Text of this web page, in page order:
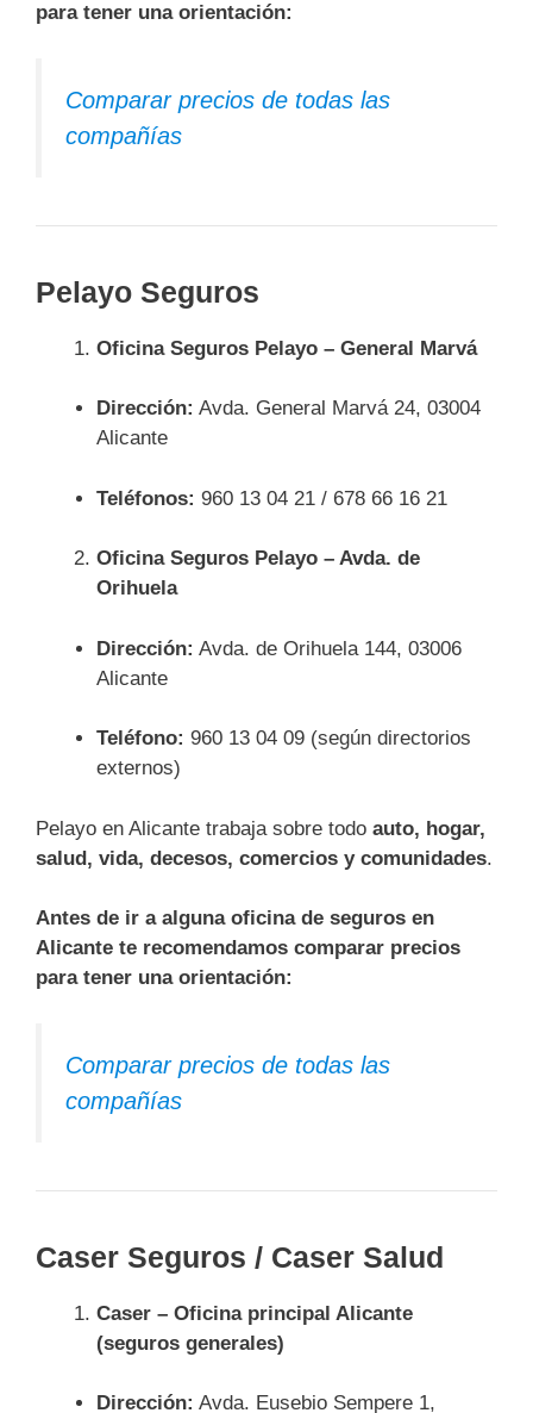
para tener una orientación:
Comparar precios de todas las
compañías
Pelayo Seguros
Oficina Seguros Pelayo – General Marvá
Dirección: Avda. General Marvá 24, 03004
Alicante
Teléfonos: 960 13 04 21 / 678 66 16 21
Oficina Seguros Pelayo – Avda. de
Orihuela
Dirección: Avda. de Orihuela 144, 03006
Alicante
Teléfono: 960 13 04 09 (según directorios
externos)
Pelayo en Alicante trabaja sobre todo auto, hogar,
salud, vida, decesos, comercios y comunidades.
Antes de ir a alguna oficina de seguros en
Alicante te recomendamos comparar precios
para tener una orientación:
Comparar precios de todas las
compañías
Caser Seguros / Caser Salud
Caser – Oficina principal Alicante
(seguros generales)
Dirección: Avda. Eusebio Sempere 1,